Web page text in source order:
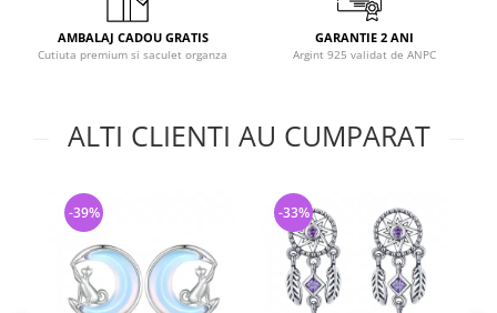
AMBALAJ CADOU GRATIS
Cutiuta premium si saculet organza
GARANTIE 2 ANI
Argint 925 validat de ANPC
ALTI CLIENTI AU CUMPARAT
-39% -33%